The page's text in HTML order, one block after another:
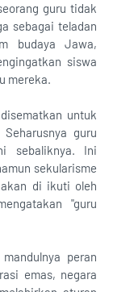
guru tidak
sebagai teladan
budaya Jawa,
siswa
mereka.
untuk
guru
sebaliknya. Ini
sekularisme
di ikuti oleh
"guru
peran
emas, negara